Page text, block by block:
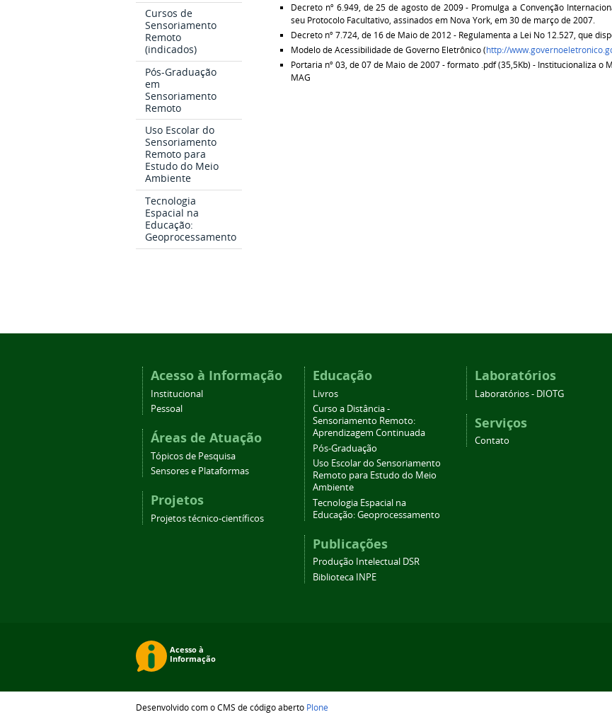
Cursos de
Sensoriamento
Remoto
(indicados)
Pós-Graduação
em
Sensoriamento
Remoto
Uso Escolar do
Sensoriamento
Remoto para
Estudo do Meio
Ambiente
Tecnologia
Espacial na
Educação:
Geoprocessamento
Decreto nº 6.949, de 25 de agosto de 2009 - Promulga a Convenção
seu Protocolo Facultativo, assinados em Nova York, em 30 de março de 2007.
Decreto nº 7.724, de 16 de Maio de 2012 - Regulamenta a Lei No 12.527, que
Modelo de Acessibilidade de Governo Eletrônico (http://
Portaria nº 03, de 07 de Maio de 2007 - formato .pdf (35,5Kb) - Institucionaliza o
MAG
Acesso à Informação
Institucional
Pessoal
Áreas de Atuação
Tópicos de Pesquisa
Sensores e Plataformas
Projetos
Projetos técnico-científicos
Educação
Livros
Curso a Distância -
Sensoriamento Remoto:
Aprendizagem Continuada
Pós-Graduação
Uso Escolar do Sensoriamento
Remoto para Estudo do Meio
Ambiente
Tecnologia Espacial na
Educação: Geoprocessamento
Publicações
Produção Intelectual DSR
Biblioteca INPE
Laboratórios
Laboratórios - DIOTG
Serviços
Contato
Desenvolvido com o CMS de código aberto Plone